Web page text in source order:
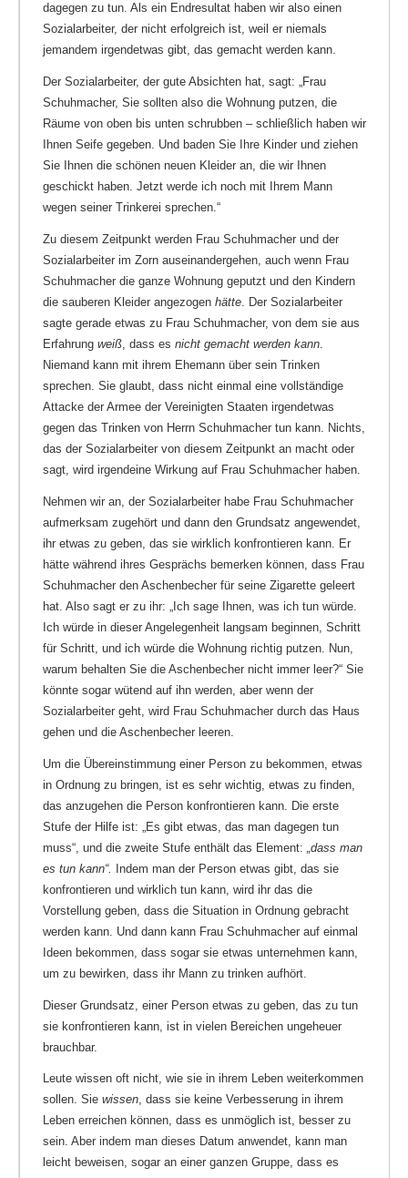
dagegen zu tun. Als ein Endresultat haben wir also einen
Sozialarbeiter, der nicht erfolgreich ist, weil er niemals
jemandem irgendetwas gibt, das gemacht werden kann.
Der Sozialarbeiter, der gute Absichten hat, sagt: „Frau
Schuhmacher, Sie sollten also die Wohnung putzen, die
Räume von oben bis unten schrubben – schließlich haben wir
Ihnen Seife gegeben. Und baden Sie Ihre Kinder und ziehen
Sie Ihnen die schönen neuen Kleider an, die wir Ihnen
geschickt haben. Jetzt werde ich noch mit Ihrem Mann
wegen seiner Trinkerei sprechen.“
Zu diesem Zeitpunkt werden Frau Schuhmacher und der
Sozialarbeiter im Zorn auseinandergehen, auch wenn Frau
Schuhmacher die ganze Wohnung geputzt und den Kindern
die sauberen Kleider angezogen hätte . Der Sozialarbeiter
sagte gerade etwas zu Frau Schuhmacher, von dem sie aus
Erfahrung weiß , dass es nicht gemacht werden kann
Niemand kann mit ihrem Ehemann über sein Trinken
sprechen. Sie glaubt, dass nicht einmal eine vollständige
Attacke der Armee der Vereinigten Staaten irgendetwas
gegen das Trinken von Herrn Schuhmacher tun kann. Nichts,
das der Sozialarbeiter von diesem Zeitpunkt an macht oder
sagt, wird irgendeine Wirkung auf Frau Schuhmacher haben.
Nehmen wir an, der Sozialarbeiter habe Frau Schuhmacher
aufmerksam zugehört und dann den Grundsatz angewendet,
ihr etwas zu geben, das sie wirklich konfrontieren kann. Er
hätte während ihres Gesprächs bemerken können, dass Frau
Schuhmacher den Aschenbecher für seine Zigarette geleert
hat. Also sagt er zu ihr: „Ich sage Ihnen, was ich tun würde.
Ich würde in dieser Angelegenheit langsam beginnen, Schritt
für Schritt, und ich würde die Wohnung richtig putzen. Nun,
warum behalten Sie die Aschenbecher nicht immer leer?“ Sie
könnte sogar wütend auf ihn werden, aber wenn der
Sozialarbeiter geht, wird Frau Schuhmacher durch das Haus
gehen und die Aschenbecher leeren.
Um die Übereinstimmung einer Person zu bekommen, etwas
in Ordnung zu bringen, ist es sehr wichtig, etwas zu finden,
das anzugehen die Person konfrontieren kann. Die erste
Stufe der Hilfe ist: „Es gibt etwas, das man dagegen tun
muss“, und die zweite Stufe enthält das Element: „dass man
es tun kann“. Indem man der Person etwas gibt, das sie
konfrontieren und wirklich tun kann, wird ihr das die
Vorstellung geben, dass die Situation in Ordnung gebracht
werden kann. Und dann kann Frau Schuhmacher auf einmal
Ideen bekommen, dass sogar sie etwas unternehmen kann,
um zu bewirken, dass ihr Mann zu trinken aufhört.
Dieser Grundsatz, einer Person etwas zu geben, das zu tun
sie konfrontieren kann, ist in vielen Bereichen ungeheuer
brauchbar.
Leute wissen oft nicht, wie sie in ihrem Leben weiterkommen
sollen. Sie wissen, dass sie keine Verbesserung in ihrem
Leben erreichen können, dass es unmöglich ist, besser zu
sein. Aber indem man dieses Datum anwendet, kann man
leicht beweisen, sogar an einer ganzen Gruppe, dass es